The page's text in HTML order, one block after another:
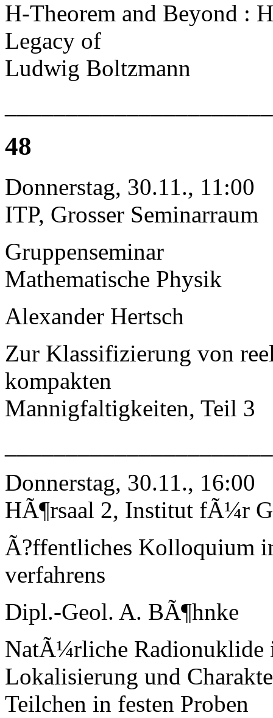
H-Theorem and Beyond :
Legacy of
Ludwig Boltzmann
48
Donnerstag, 30.11., 11:00
ITP, Grosser Seminarraum
Gruppenseminar
Mathematische Physik
Alexander Hertsch
Zur Klassifizierung von
kompakten
Mannigfaltigkeiten, Teil 3
Donnerstag, 30.11., 16:00
HÃ¶rsaal 2, Institut fÃ¼r
Ã?ffentliches Kolloquium
verfahrens
Dipl.-Geol. A. BÃ¶hnke
NatÃ¼rliche Radionuklide
Lokalisierung und
Teilchen in festen Proben